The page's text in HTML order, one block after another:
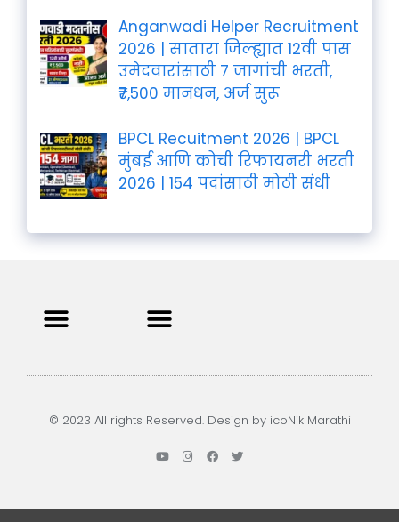
Anganwadi Helper Recruitment
2026 | सातारा जिल्ह्यात 12वी पास
उमेदवारांसाठी 7 जागांची भरती,
₹7,500 मानधन, अर्ज सुरू
BPCL Recuitment 2026 | BPCL
मुंबई आणि कोची रिफायनरी भरती
2026 | 154 पदांसाठी मोठी संधी
© 2023 All rights Reserved. Design by icoNik Marathi